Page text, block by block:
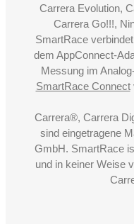
Carrera Evolution,
Carrera Go!!!,
SmartRace
dem AppConnect-
Messung im
SmartRace Connect
Carrera®, Carrera
sind eingetragene
GmbH. SmartRace
und in keiner Weise